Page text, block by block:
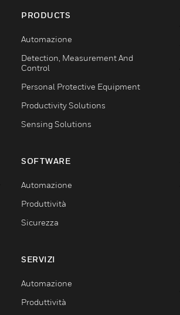
PRODUCTS
Automazione
Detection, Measurement And
Control
Personal Protective Equipment
Productivity Solutions
Sensing Solutions
SOFTWARE
Automazione
Produttività
Sicurezza
SERVIZI
Automazione
Produttività